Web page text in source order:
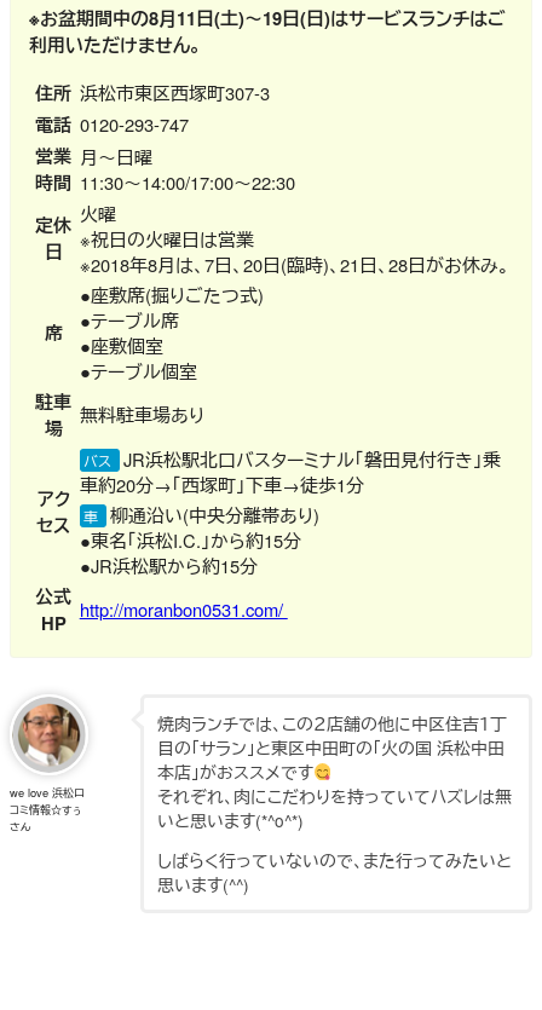
※お盆期間中の8月11日(土)～19日(日)はサービスランチはご
利用いただけません。
住所 浜松市東区西塚町307-3
電話 0120-293-747
営業
時間
月～日曜
11:30～14:00/17:00～22:30
定休
日
火曜
※祝日の火曜日は営業
※2018年8月は、7日、20日(臨時)、21日、28日がお休み。
席
●座敷席(掘りごたつ式)
●テーブル席
●座敷個室
●テーブル個室
駐車
場
無料駐車場あり
アク
セス
バス
JR浜松駅北口バスターミナル「磐田見付行き」乗
車約20分→「西塚町」下車→徒歩1分
車
柳通沿い(中央分離帯あり)
●東名「浜松I.C.」から約15分
●JR浜松駅から約15分
公式
HP
http://moranbon0531.com/
we love 浜松口
コミ情報☆すぅ
さん
焼肉ランチでは、この２店舗の他に中区住吉１丁
目の「サラン」と東区中田町の「火の国 浜松中田
本店」がおススメです
それぞれ、肉にこだわりを持っていてハズレは無
いと思います(*^o^*)
しばらく行っていないので、また行ってみたいと
思います(^^)